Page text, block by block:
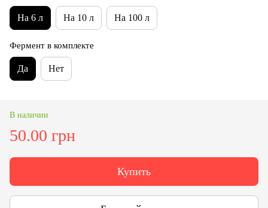
На 6 л На 10 л На 100 л
Фермент в комплекте
Да Нет
В наличии
50.00 грн
Купить